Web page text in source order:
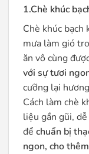
1.Chè khúc
Chè khúc
mưa làm gió
ăn vô cùng
với sự tươi
cưỡng lại
Cách làm chè
liệu gần gũi,
để chuẩn bị
ngon, cho